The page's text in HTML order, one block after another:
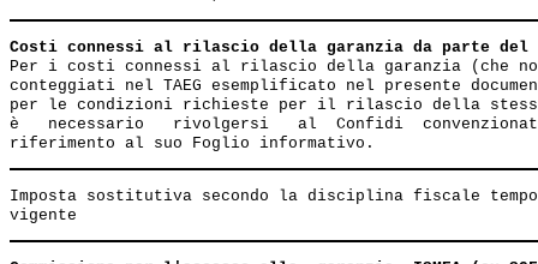
Costi connessi al rilascio della garanzia da parte del
Per i costi connessi al rilascio della garanzia (che
conteggiati nel TAEG esemplificato nel presente
per le condizioni richieste per il rilascio della
è   necessario   rivolgersi   al  Confidi
Imposta sostitutiva secondo la disciplina fiscale